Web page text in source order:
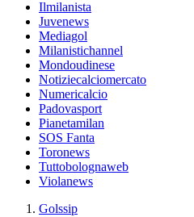
Ilmilanista
Juvenews
Mediagol
Milanistichannel
Mondoudinese
Notiziecalciomercato
Numericalcio
Padovasport
Pianetamilan
SOS Fanta
Toronews
Tuttobolognaweb
Violanews
Golssip